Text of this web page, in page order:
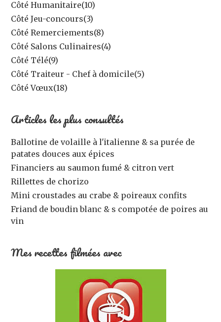
Côté Humanitaire(10)
Côté Jeu-concours(3)
Côté Remerciements(8)
Côté Salons Culinaires(4)
Côté Télé(9)
Côté Traiteur - Chef à domicile(5)
Côté Vœux(18)
Articles les plus consultés
Ballotine de volaille à l'italienne & sa purée de
patates douces aux épices
Financiers au saumon fumé & citron vert
Rillettes de chorizo
Mini croustades au crabe & poireaux confits
Friand de boudin blanc & s compotée de poires au
vin
Mes recettes filmées avec